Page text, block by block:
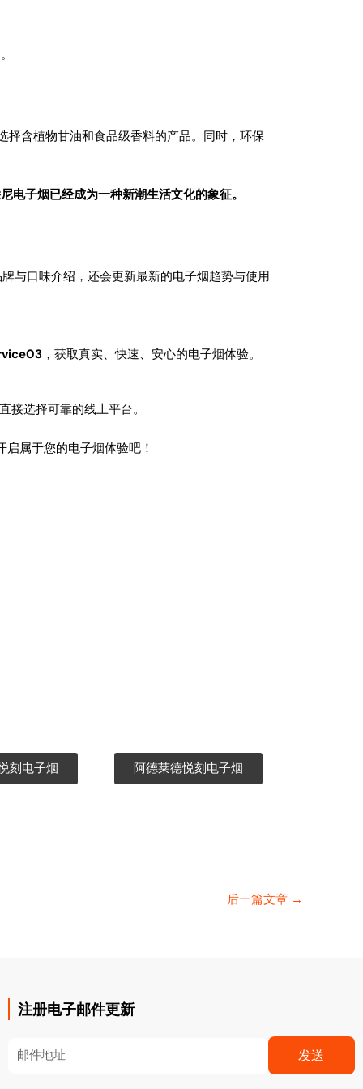
含植物甘油和食品级香料的产品。同时，环保
电子烟已经成为一种新潮生活文化的象征。
与口味介绍，还会更新最新的电子烟趋势与使用
，获取真实、快速、安心的电子烟体验。
选择可靠的线上平台。
启属于您的电子烟体验吧！
刻电子烟 阿德莱德悦刻电子烟
后一篇文章 →
注册电子邮件更新
Email
发送